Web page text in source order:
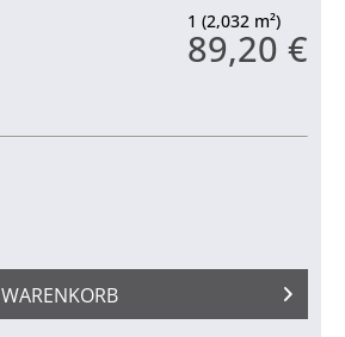
1 (2,032 m²)
89,20 €
WARENKORB